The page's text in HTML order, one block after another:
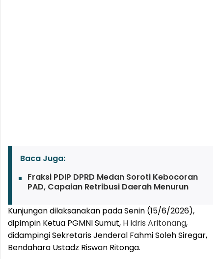
Baca Juga:
Fraksi PDIP DPRD Medan Soroti Kebocoran
PAD, Capaian Retribusi Daerah Menurun
Kunjungan dilaksanakan pada Senin (15/6/2026),
dipimpin Ketua PGMNI Sumut, H Idris Aritonang,
didampingi Sekretaris Jenderal Fahmi Soleh Siregar,
Bendahara Ustadz Riswan Ritonga.